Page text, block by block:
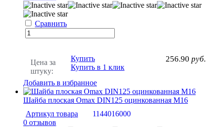
Сравнить
Цена за
штуку:
256.90 руб.
Купить
Купить в 1 клик
Добавить в избранное
Шайба плоская Omax DIN125 оцинкованная М16
Артикул товара
1144016000
0 отзывов